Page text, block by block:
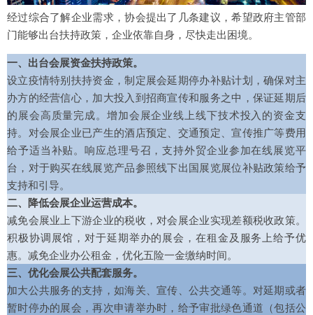
经过综合了解企业需求，协会提出了几条建议，希望政府主管部
门能够出台扶持政策，企业依靠自身，尽快走出困境。
一、出台会展资金扶持政策。
设立疫情特别扶持资金，制定展会延期停办补贴计划，确保对主
办方的经营信心，加大投入到招商宣传和服务之中，保证延期后
的展会高质量完成。增加会展企业线上线下技术投入的资金支
持。对会展企业已产生的酒店预定、交通预定、宣传推广等费用
给予适当补贴。响应总理号召，支持外贸企业参加在线展览平
台，对于购买在线展览产品参照线下出国展览展位补贴政策给予
支持和引导。
二、降低会展企业运营成本。
减免会展业上下游企业的税收，对会展企业实现差额税收政策。
积极协调展馆，对于延期举办的展会，在租金及服务上给予优
惠。减免企业办公租金，优化五险一金缴纳时间。
三、优化会展公共配套服务。
加大公共服务的支持，如海关、宣传、公共交通等。对延期或者
暂时停办的展会，再次申请举办时，给予审批绿色通道（包括公